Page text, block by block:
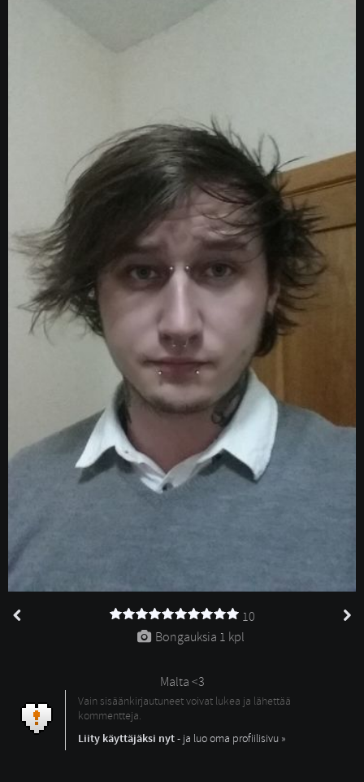
10
Bongauksia 1 kpl
Malta <3
Vain sisäänkirjautuneet voivat lukea ja lähettää
kommentteja.
Liity käyttäjäksi nyt- ja luo oma profiilisivu »